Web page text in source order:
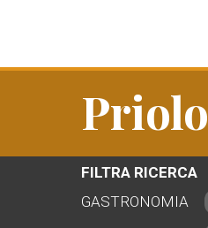
Priolo
FILTRA RICERCA
GASTRONOMIA